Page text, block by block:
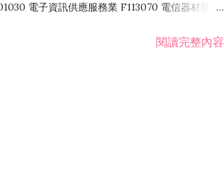
電子資訊供應服務業 F113070 電信器材批發
輸入業
閱讀完整內容